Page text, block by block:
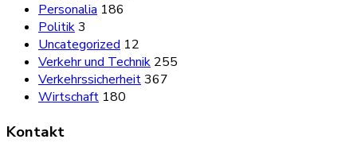
Personalia 186
Politik3
Uncategorized 12
Verkehr und Technik 255
Verkehrssicherheit367
Wirtschaft 180
Kontakt